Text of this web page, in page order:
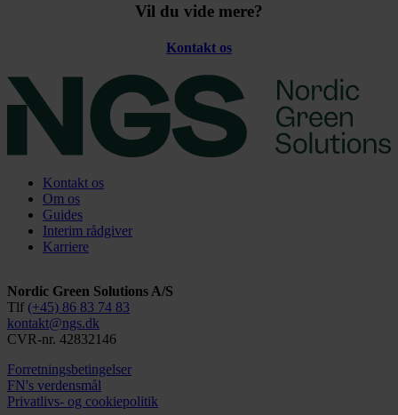
Vil du vide mere?
Kontakt os
Kontakt os
Om os
Guides
Interim rådgiver
Karriere
Nordic Green Solutions A/S
Tlf (+45) 86 83 74 83
kontakt@ngs.dk
CVR-nr. 42832146
Forretningsbetingelser
FN's verdensmål
Privatlivs- og cookiepolitik